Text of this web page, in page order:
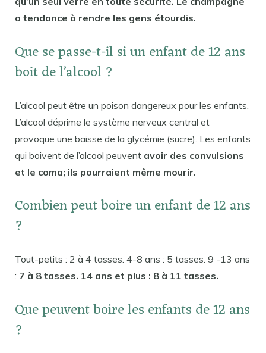
a tendance à rendre les gens étourdis.
Que se passe-t-il si un enfant de 12 ans
boit de l’alcool ?
L’alcool peut être un poison dangereux pour les enfants.
L’alcool déprime le système nerveux central et
provoque une baisse de la glycémie (sucre). Les enfants
qui boivent de l’alcool peuvent avoir des convulsions
et le coma; ils pourraient même mourir.
Combien peut boire un enfant de 12 ans
?
Tout-petits : 2 à 4 tasses. 4-8 ans : 5 tasses. 9 -13 ans
: 7 à 8 tasses. 14 ans et plus : 8 à 11 tasses.
Que peuvent boire les enfants de 12 ans
?